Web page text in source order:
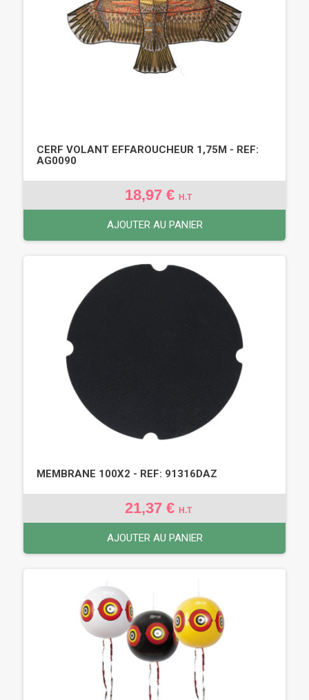
CERF VOLANT EFFAROUCHEUR 1,75M - REF:
AG0090
18,97 € H.T
AJOUTER AU PANIER
MEMBRANE 100X2 - REF: 91316DAZ
21,37 € H.T
AJOUTER AU PANIER